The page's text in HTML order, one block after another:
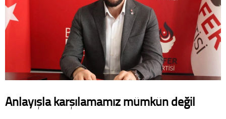
Anlayışla karşılamamız mümkün değil